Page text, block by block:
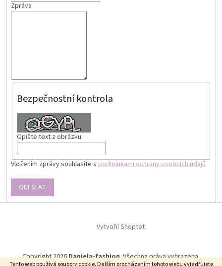
Zpráva
Bezpečnostní kontrola
Opište text z obrázku
Vložením zprávy souhlasíte s podmínkami ochrany osobních údajů
ODESLAT
Z
í
Vytvořil Shoptet
Copyright 2026Daniela-fashion. Všechna práva vyhrazena.